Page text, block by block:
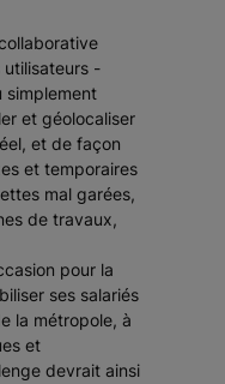
-
simplement
et géolocaliser
et de façon
et temporaires
mal garées,
de travaux,
pour la
ses salariés
la métropole, à
et
devrait ainsi